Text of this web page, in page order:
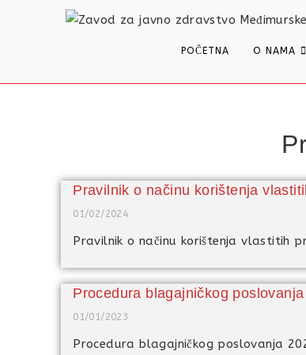
POČETNA O NAMA
Pravilnik o načinu korištenja
01/02/2024
Pravilnik o načinu korištenja vlastitih
Procedura blagajničkog poslovanja
01/01/2023
Procedura blagajničkog poslovanja